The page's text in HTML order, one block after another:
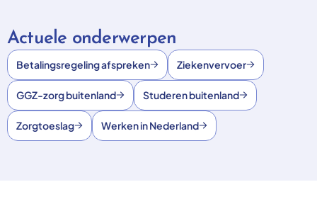
Actuele onderwerpen
Betalingsregeling afspreken Ziekenvervoer
GGZ-zorg buitenland Studeren buitenland
Zorgtoeslag Werken in Nederland